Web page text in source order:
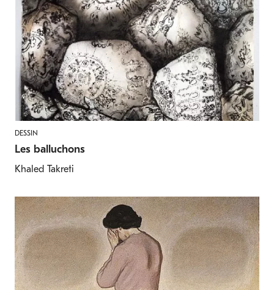
DESSIN
Les balluchons
Khaled Takreti